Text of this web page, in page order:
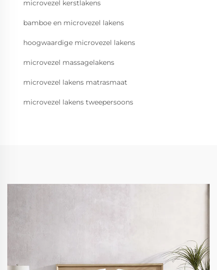
microvezel kerstlakens
bamboe en microvezel lakens
hoogwaardige microvezel lakens
microvezel massagelakens
microvezel lakens matrasmaat
microvezel lakens tweepersoons